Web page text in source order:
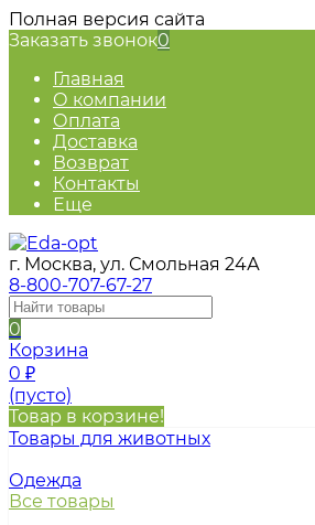
Полная версия сайта
Заказать звонок0
Главная
О компании
Оплата
Доставка
Возврат
Контакты
Еще
г. Москва, ул. Смольная 24А
8-800-707-67-27
0
Корзина
0 ₽
(пусто)
Товар в корзине!
Товары для животных
Одежда
Все товары